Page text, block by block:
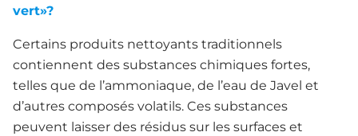
vert»?
Certains produits nettoyants traditionnels
contiennent des substances chimiques fortes,
telles que de l’ammoniaque, de l’eau de Javel et
d’autres composés volatils. Ces substances
peuvent laisser des résidus sur les surfaces et